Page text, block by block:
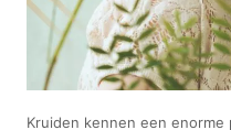
Kruiden kennen een